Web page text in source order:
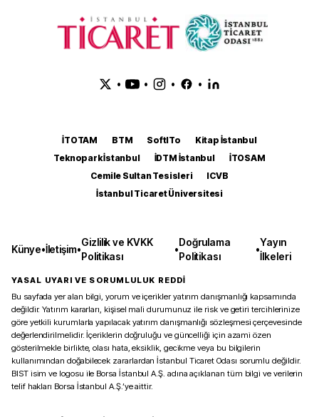
• • • •
İTOTAM BTM SoftITo
Kitap İstanbul
Teknopark İstanbul
İDTM İstanbul
İTOSAM
Cemile Sultan Tesisleri
ICVB
İstanbul Ticaret Üniversitesi
Künye•İletişim•
Gizlilik ve KVKK
Politikası
•
Doğrulama
Politikası
•
Yayın
İlkeleri
YASAL UYARI VE SORUMLULUK REDDİ
Bu sayfada yer alan bilgi, yorum ve içerikler yatırım danışmanlığı kapsamında
değildir. Yatırım kararları, kişisel mali durumunuz ile risk ve getiri tercihlerinize
göre yetkili kurumlarla yapılacak yatırım danışmanlığı sözleşmesi çerçevesinde
değerlendirilmelidir. İçeriklerin doğruluğu ve güncelliği için azami özen
gösterilmekle birlikte, olası hata, eksiklik, gecikme veya bu bilgilerin
kullanımından doğabilecek zararlardan İstanbul Ticaret Odası sorumlu değildir.
BIST isim ve logosu ile Borsa İstanbul A.Ş. adına açıklanan tüm bilgi ve verilerin
telif hakları Borsa İstanbul A.Ş.’ye aittir.